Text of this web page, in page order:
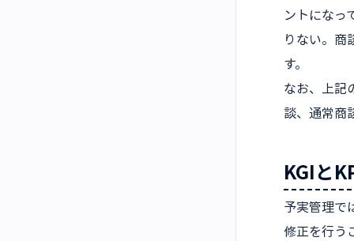
ントになっ
りない。商
す。
なお、上記
談、通常商
KGIと
予実管理で
修正を行う